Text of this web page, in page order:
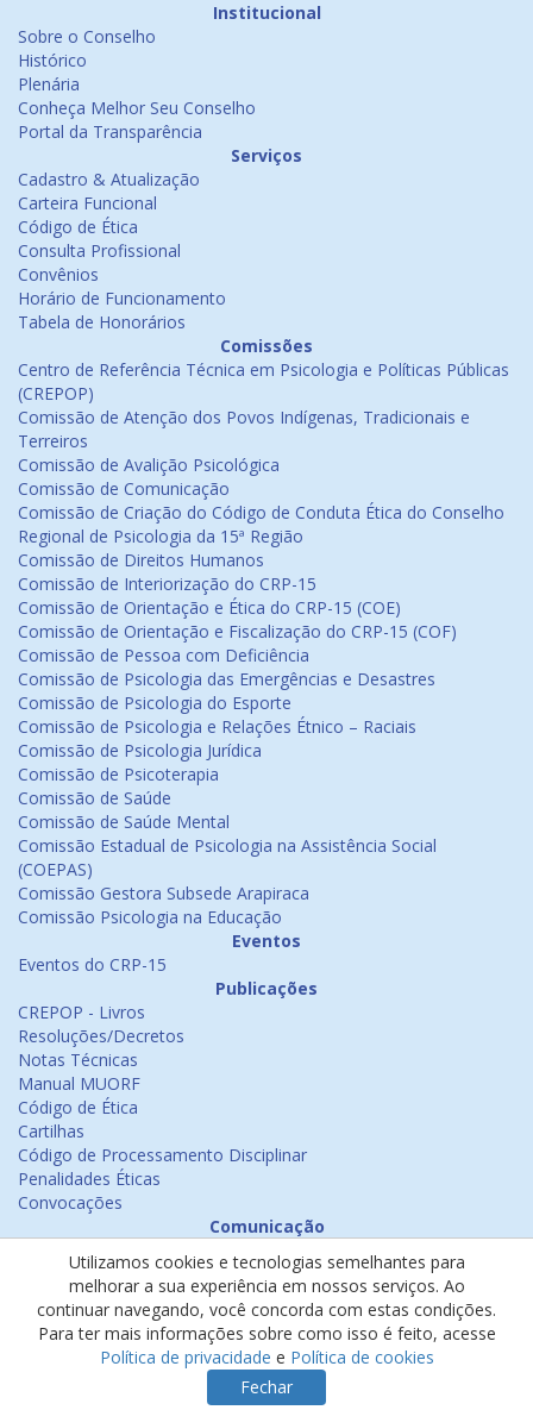
Institucional
Sobre o Conselho
Histórico
Plenária
Conheça Melhor Seu Conselho
Portal da Transparência
Serviços
Cadastro & Atualização
Carteira Funcional
Código de Ética
Consulta Profissional
Convênios
Horário de Funcionamento
Tabela de Honorários
Comissões
Centro de Referência Técnica em Psicologia e Políticas Públicas
(CREPOP)
Comissão de Atenção dos Povos Indígenas, Tradicionais e
Terreiros
Comissão de Avalição Psicológica
Comissão de Comunicação
Comissão de Criação do Código de Conduta Ética do Conselho
Regional de Psicologia da 15ª Região
Comissão de Direitos Humanos
Comissão de Interiorização do CRP-15
Comissão de Orientação e Ética do CRP-15 (COE)
Comissão de Orientação e Fiscalização do CRP-15 (COF)
Comissão de Pessoa com Deficiência
Comissão de Psicologia das Emergências e Desastres
Comissão de Psicologia do Esporte
Comissão de Psicologia e Relações Étnico – Raciais
Comissão de Psicologia Jurídica
Comissão de Psicoterapia
Comissão de Saúde
Comissão de Saúde Mental
Comissão Estadual de Psicologia na Assistência Social
(COEPAS)
Comissão Gestora Subsede Arapiraca
Comissão Psicologia na Educação
Eventos
Eventos do CRP-15
Publicações
CREPOP - Livros
Resoluções/Decretos
Notas Técnicas
Manual MUORF
Código de Ética
Cartilhas
Código de Processamento Disciplinar
Penalidades Éticas
Convocações
Comunicação
Emissão de Certificados
Psicologia na Mídia
Ouvidoria
Política de cookies
Política de privacidade
Utilizamos cookies e tecnologias semelhantes para
melhorar a sua experiência em nossos serviços. Ao
continuar navegando, você concorda com estas condições.
Para ter mais informações sobre como isso é feito, acesse
Política de privacidade e Política de cookies
Fechar